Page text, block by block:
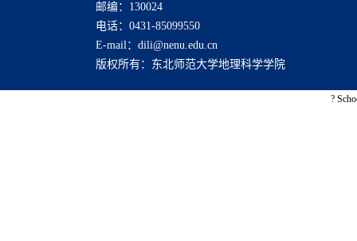
邮编：130024
电话：0431-85099550
E-mail：dili@nenu.edu.cn
版权所有：东北师范大学地理科学学院
?